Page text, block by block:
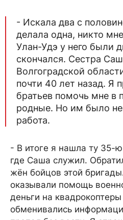
- Искала два с
делала одна, никто
Улан-Удэ у него были
скончался. Сестра
Волгоградской
почти 40 лет назад. Я
братьев помочь мне в
родные. Но им было
работа.
- В итоге я нашла ту 35-
где Саша служил.
жён бойцов этой
оказывали помощь
деньги на
обменивались